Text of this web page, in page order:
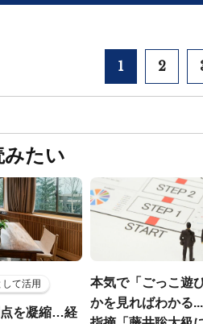
1 2
たい
て活用
を凝縮…経
本気で「ごっこ遊
かを見ればわかる